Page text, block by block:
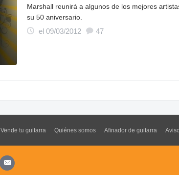
Marshall reunirá a algunos de los mejores
su 50 aniversario.
el 09/03/2012
47
Vende tu guitarra Quiénes somos Afinador de guitarra